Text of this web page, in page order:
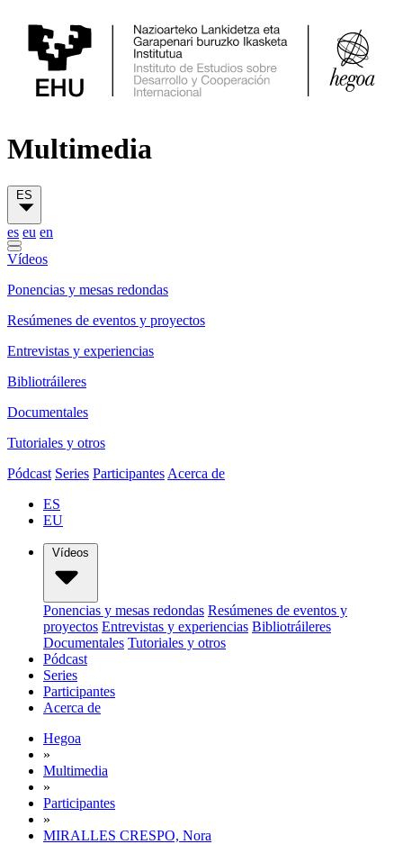
Multimedia
ES
es eu en
Vídeos
Ponencias y mesas redondas
Resúmenes de eventos y proyectos
Entrevistas y experiencias
Bibliotráileres
Documentales
Tutoriales y otros
Pódcast Series Participantes Acerca de
ES
EU
Vídeos
Ponencias y mesas redondas Resúmenes de eventos y
proyectos Entrevistas y experiencias Bibliotráileres
Documentales Tutoriales y otros
Pódcast
Series
Participantes
Acerca de
Hegoa
»
Multimedia
»
Participantes
»
MIRALLES CRESPO, Nora